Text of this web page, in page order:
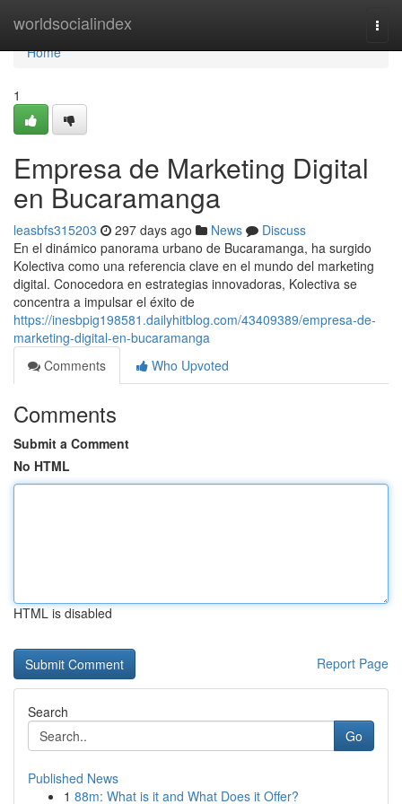
worldsocialindex
Home
Home
1
Empresa de Marketing Digital
en Bucaramanga
leasbfs315203 297 days ago News
Discuss
En el dinámico panorama urbano de Bucaramanga, ha surgido
Kolectiva como una referencia clave en el mundo del marketing
digital. Conocedora en estrategias innovadoras, Kolectiva se
concentra a impulsar el éxito de
https://inesbpig198581.dailyhitblog.com/43409389/empresa-de-
marketing-digital-en-bucaramanga
Comments
Who Upvoted
Comments
Submit a Comment
No HTML
HTML is disabled
Report Page
Search
Go
Published News
1 88m: What is it and What Does it Offer?